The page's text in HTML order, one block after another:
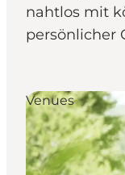
nahtlos mit
persönlicher
Venues